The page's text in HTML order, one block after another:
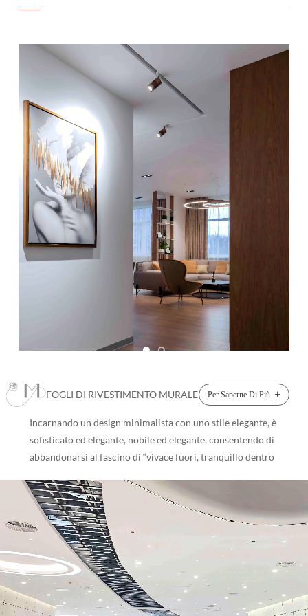
FOGLI DI RIVESTIMENTO MURALE Per Saperne Di Più +
Incarnando un design minimalista con uno stile elegante, è
sofisticato ed elegante, nobile ed elegante, consentendo di
abbandonarsi al fascino di “vivace fuori, tranquillo dentro
murale ●I pannelli murali Pinger, un tipo di prodotto
omogeneo a nucleo passante, incorporano un masterbatch
di resina arricchito con ioni d'argento. ●Questa
composizione elimina efficacemente i microrganismi
patogeni, compresi i funghi, Escherichia coli , Stafilococco
aureo e muffe, che entrano in contatto con la superficie,
mantenendo inalterata l'efficacia antibatterica per tutto il
ciclo di vita del materiale. ●Progettato come un foglio di